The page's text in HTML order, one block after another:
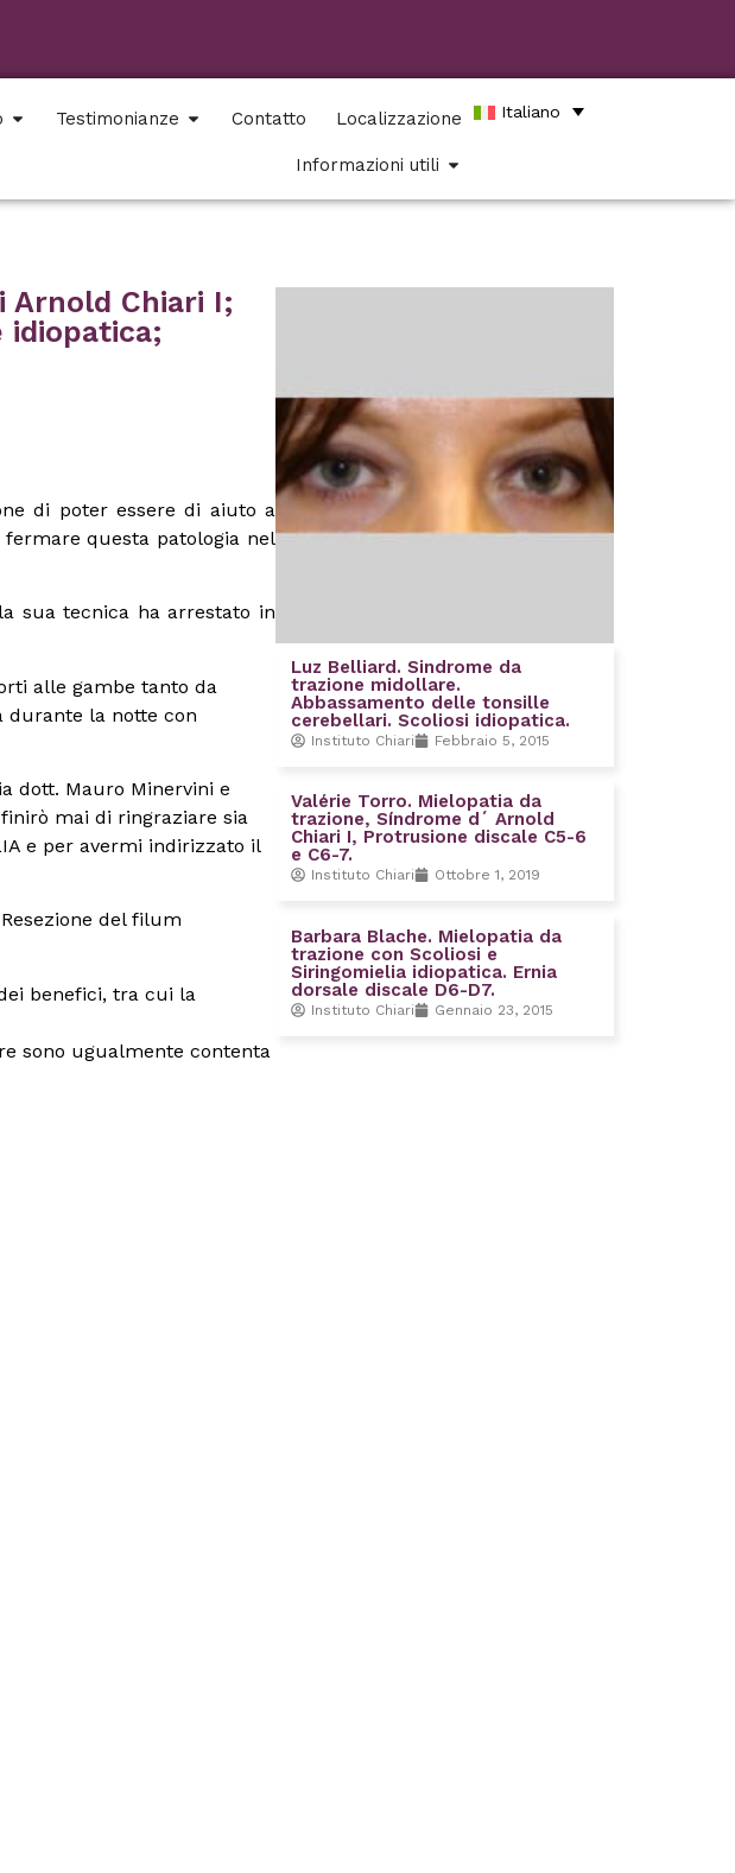
Testimonianze Contatto Localizzazione
Informazioni utili
Italiano
Arnold Chiari I;
idiopatica;
di poter essere di aiuto a
questa patologia nel
sua tecnica ha arrestato in
alle gambe tanto da
durante la notte con
dott. Mauro Minervini e
mai di ringraziare sia
e per avermi indirizzato il
del filum
benefici, tra cui la
sono ugualmente contenta
Luz Belliard. Sindrome da
trazione midollare.
Abbassamento delle tonsille
cerebellari. Scoliosi idiopatica.
Instituto Chiari Febbraio 5, 2015
Valérie Torro. Mielopatia da
trazione, Síndrome d´ Arnold
Chiari I, Protrusione discale C5-6
e C6-7.
Instituto Chiari Ottobre 1, 2019
Barbara Blache. Mielopatia da
trazione con Scoliosi e
Siringomielia idiopatica. Ernia
dorsale discale D6-D7.
Instituto Chiari Gennaio 23, 2015